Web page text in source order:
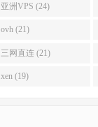
亚洲VPS (24)
ovh (21)
三网直连 (21)
xen (19)